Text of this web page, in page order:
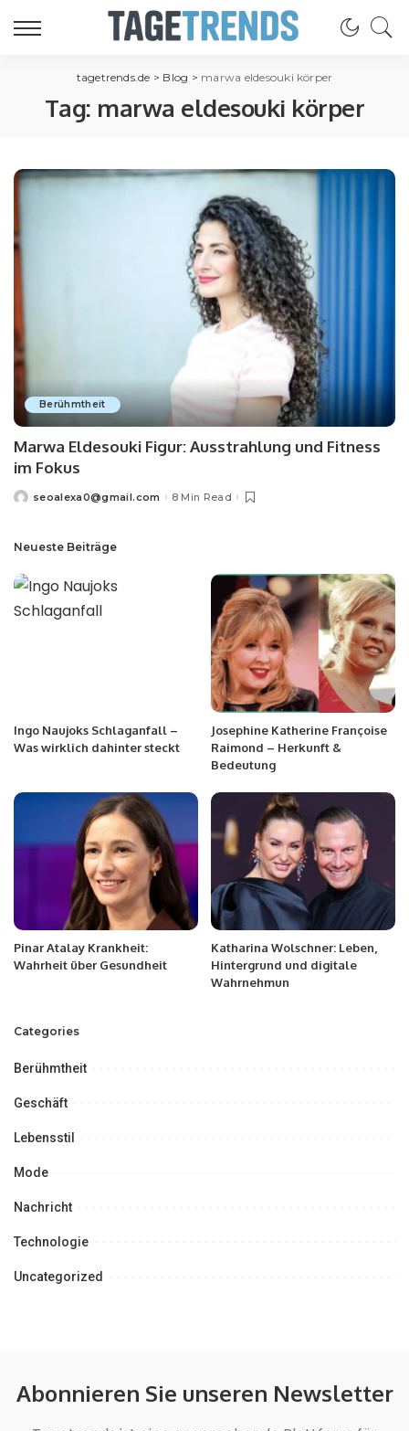
tagetrends.de > Blog > marwa eldesouki körper
Tag: marwa eldesouki körper
Berühmtheit
Marwa Eldesouki Figur: Ausstrahlung und Fitness
im Fokus
seoalexa0@gmail.com 8 Min Read
Neueste Beiträge
Ingo Naujoks Schlaganfall –
Was wirklich dahinter steckt
Josephine Katherine Françoise
Raimond – Herkunft &
Bedeutung
Pinar Atalay Krankheit:
Wahrheit über Gesundheit
Katharina Wolschner: Leben,
Hintergrund und digitale
Wahrnehmun
Categories
Berühmtheit
Geschäft
Lebensstil
Mode
Nachricht
Technologie
Uncategorized
Abonnieren Sie unseren Newsletter